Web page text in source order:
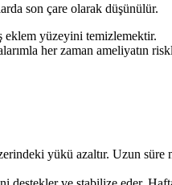
son çare olarak düşünülür.
yüzeyini temizlemektir.
her zaman ameliyatın
yükü azaltır. Uzun süre